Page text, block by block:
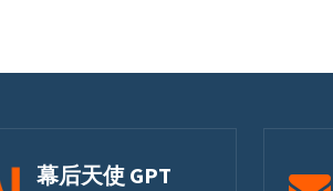
幕后天使 GPT